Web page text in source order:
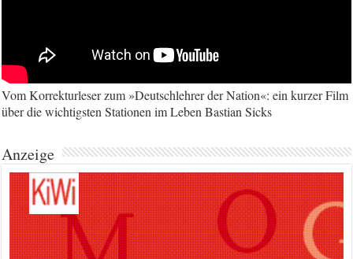
Vom Korrekturleser zum »Deutschlehrer der Nation«: ein kurzer Film
über die wichtigsten Stationen im Leben Bastian Sicks
Anzeige